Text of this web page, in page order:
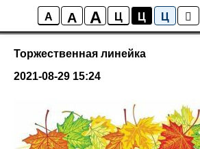
A A A Ц Ц Ц
Новости колледжа
Торжественная линейка
2021-08-29 15:24